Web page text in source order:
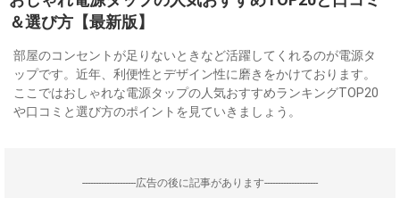
＆選び方【最新版】
部屋のコンセントが足りないときなど活躍してくれるのが電源タ
ップです。近年、利便性とデザイン性に磨きをかけております。
ここではおしゃれな電源タップの人気おすすめランキングTOP20
や口コミと選び方のポイントを見ていきましょう。
--------------------広告の後に記事があります--------------------